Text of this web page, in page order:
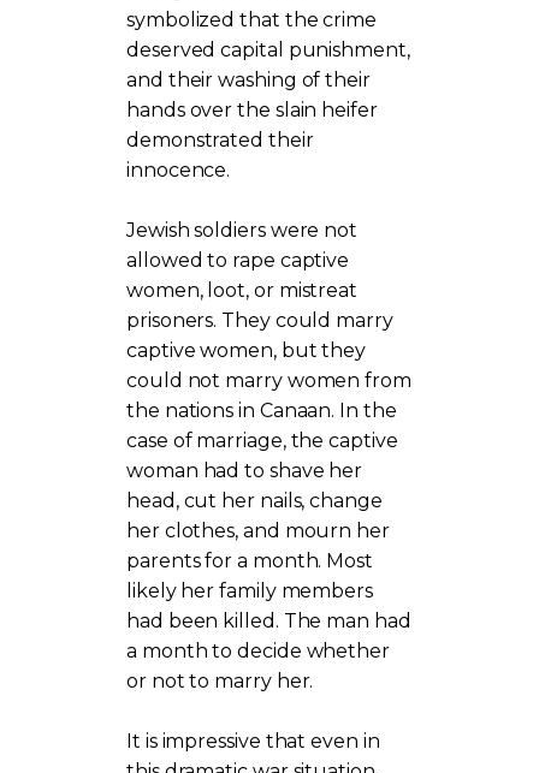
symbolized that the crime
deserved capital punishment,
and their washing of their
hands over the slain heifer
demonstrated their
innocence.
Jewish soldiers were not
allowed to rape captive
women, loot, or mistreat
prisoners. They could marry
captive women, but they
could not marry women from
the nations in Canaan. In the
case of marriage, the captive
woman had to shave her
head, cut her nails, change
her clothes, and mourn her
parents for a month. Most
likely her family members
had been killed. The man had
a month to decide whether
or not to marry her.
It is impressive that even in